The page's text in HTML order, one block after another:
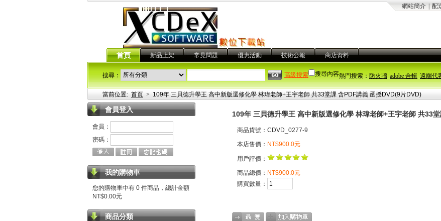
網站簡介 配
首頁 新品上架 常見問題 優惠活動 技術公報 商店資料
熱門搜索：防火牆 adobe 合輯 遠端代
搜尋： 搜尋內容
高級搜索
當前位置: 首頁 > 109年 三貝德升學王 高中新版選修化學 林瑋老師+王宇老師 共33堂課 含PDF講義 函授DVD(9片DVD)
會員登入
會員：
密碼：
我的購物車
您的購物車中有 0 件商品，總計金額
NT$0.00元
商品分類
109年 三貝德升學王 高中新版選修化學 林瑋老師+王宇老師 共33
商品貨號：CDVD_0277-9
本店售價： NT$900.0元
用戶評價：
商品總價： NT$900.0元
購買數量：